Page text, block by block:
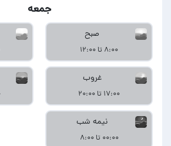
جمعه
صبح
۸:۰۰ تا ۱۲:۰۰
غروب
۱۷:۰۰ تا ۲۰:۰۰
نیمه شب
۰۰:۰۰ تا ۸:۰۰